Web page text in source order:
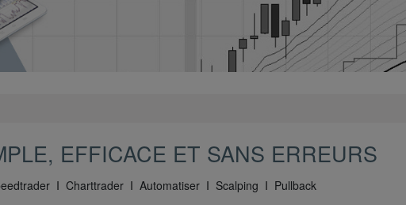
EFFICACE ET SANS ERREURS
I Charttrader I Automatiser I Scalping I Pullback